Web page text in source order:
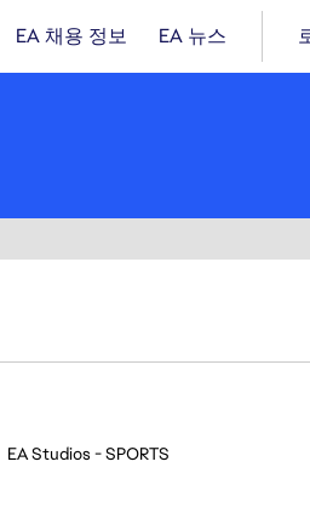
EA 채용 정보 EA 뉴스
EA Studios - SPORTS